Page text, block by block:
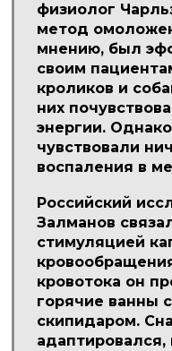
физиолог
метод
мнению, был
своим
кроликов и
них
энергии.
чувствовали
воспаления в
Российский
Залманов
стимуляцией
кровотока он
горячие ванны
скипидаром.